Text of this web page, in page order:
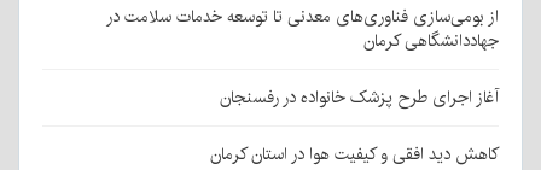
از بومی‌سازی فناوری‌های معدنی تا توسعه خدمات سلامت در
جهاددانشگاهی کرمان
آغاز اجرای طرح پزشک خانواده در رفسنجان
کاهش دید افقی و کیفیت هوا در استان کرمان